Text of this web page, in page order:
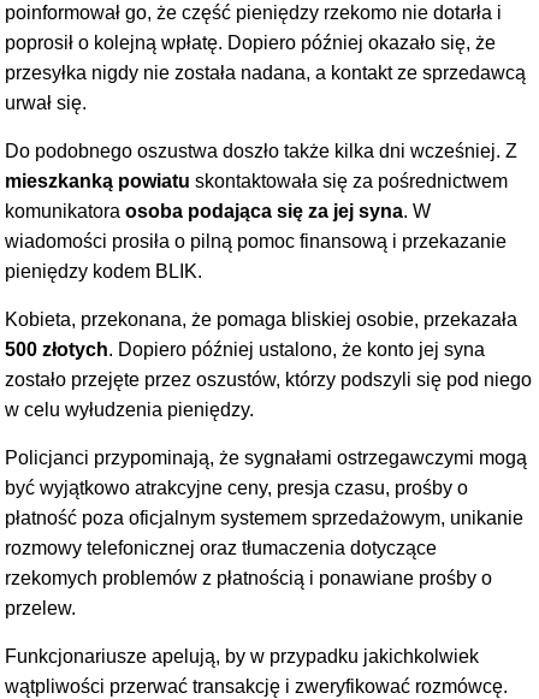
poinformował go, że część pieniędzy rzekomo nie dotarła i
poprosił o kolejną wpłatę. Dopiero później okazało się, że
przesyłka nigdy nie została nadana, a kontakt ze sprzedawcą
urwał się.
Do podobnego oszustwa doszło także kilka dni wcześniej. Z
mieszkanką powiatu skontaktowała się za pośrednictwem
komunikatoraosoba podająca się za jej syna. W
wiadomości prosiła o pilną pomoc finansową i przekazanie
pieniędzy kodem BLIK.
Kobieta, przekonana, że pomaga bliskiej osobie, przekazała
500 złotych. Dopiero później ustalono, że konto jej syna
zostało przejęte przez oszustów, którzy podszyli się pod niego
w celu wyłudzenia pieniędzy.
Policjanci przypominają, że sygnałami ostrzegawczymi mogą
być wyjątkowo atrakcyjne ceny, presja czasu, prośby o
płatność poza oficjalnym systemem sprzedażowym, unikanie
rozmowy telefonicznej oraz tłumaczenia dotyczące
rzekomych problemów z płatnością i ponawiane prośby o
przelew.
Funkcjonariusze apelują, by w przypadku jakichkolwiek
wątpliwości przerwać transakcję i zweryfikować rozmówcę.